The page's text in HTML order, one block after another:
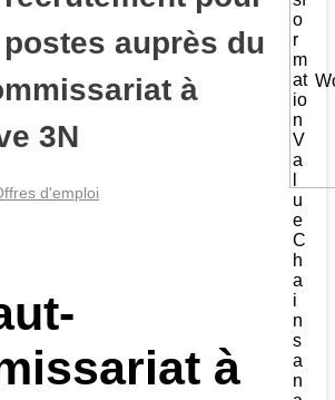
auprès du
à
3N
d'emploi
à
o
r
m
at
io
n
V
a
u
e
C
h
a
i
n
s
a
n